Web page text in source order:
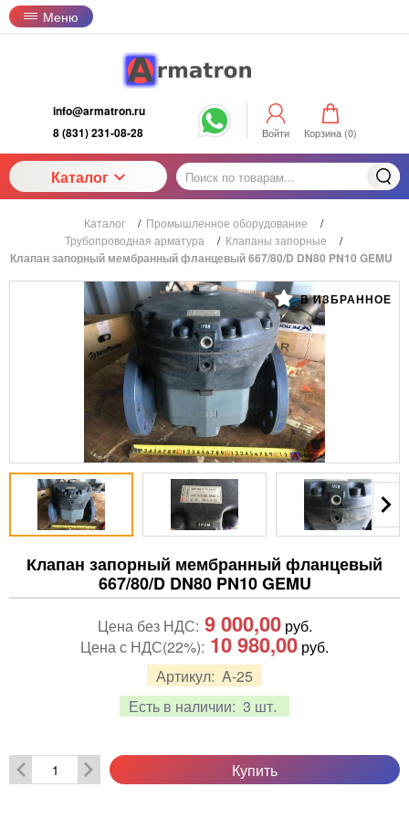
Меню
info@armatron.ru
8 (831) 231-08-28
Войти Корзина (0)
Каталог
Каталог / Промышленное оборудование
/
Трубопроводная арматура
/ Клапаны запорные /
Клапан запорный мембранный фланцевый 667/80/D DN80 PN10 GEMU
В ИЗБРАННОЕ
Клапан запорный мембранный фланцевый
667/80/D DN80 PN10 GEMU
Артикул: A-25
Есть в наличии: 3 шт.
Цена без НДС: 9 000,00руб.
Цена с НДС(22%): 10 980,00 руб.
Купить